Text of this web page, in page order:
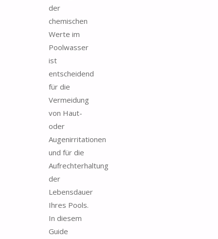
der
chemischen
Werte im
Poolwasser
ist
entscheidend
für die
Vermeidung
von Haut-
oder
Augenirritationen
und für die
Aufrechterhaltung
der
Lebensdauer
Ihres Pools.
In diesem
Guide